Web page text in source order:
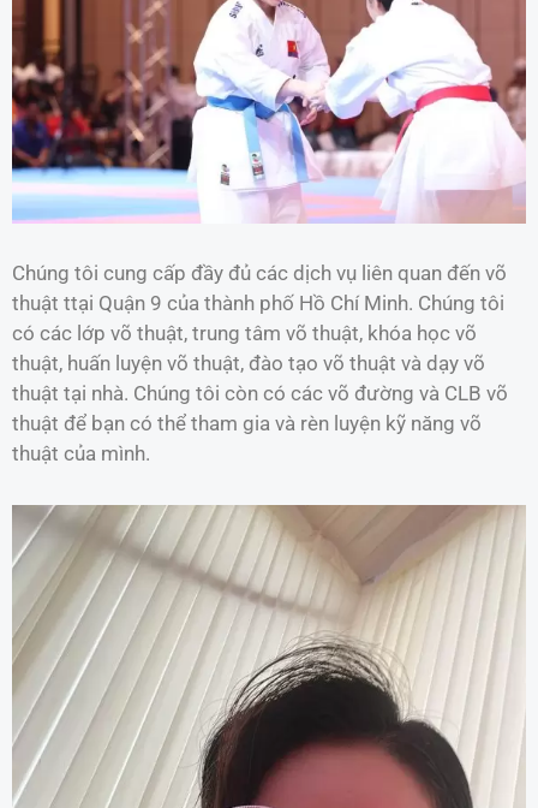
Chúng tôi cung cấp đầy đủ các dịch vụ liên quan đến võ
thuật ttại Quận 9 của thành phố Hồ Chí Minh. Chúng tôi
có các lớp võ thuật, trung tâm võ thuật, khóa học võ
thuật, huấn luyện võ thuật, đào tạo võ thuật và dạy võ
thuật tại nhà. Chúng tôi còn có các võ đường và CLB võ
thuật để bạn có thể tham gia và rèn luyện kỹ năng võ
thuật của mình.